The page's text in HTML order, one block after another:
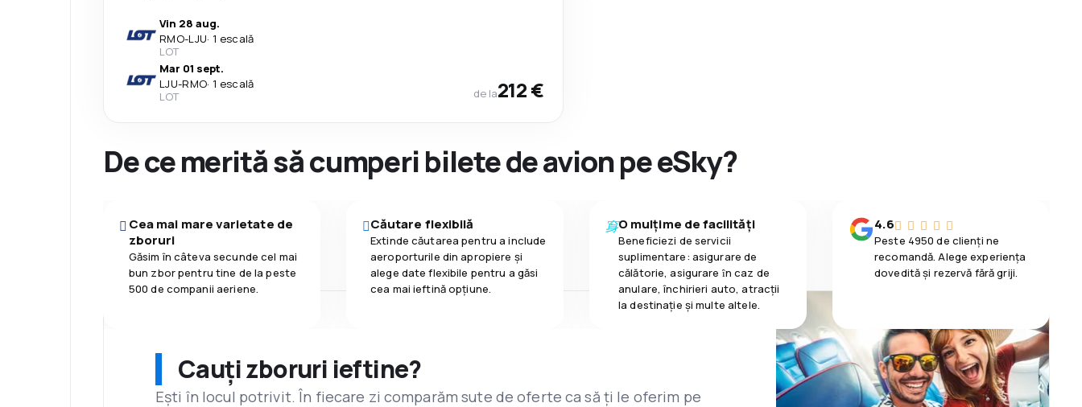
Vin 28 aug.
RMO-LJU· 1 escală
LOT
Mar 01 sept.
LJU-RMO· 1 escală
LOT
de la212 €
De ce merită să cumperi bilete de avion pe eSky?
Cea mai mare varietate de
zboruri
Găsim în câteva secunde cel mai
bun zbor pentru tine de la peste
500 de companii aeriene.
Căutare flexibilă
Extinde căutarea pentru a include
aeroporturile din apropiere și
alege date flexibile pentru a găsi
cea mai ieftină opțiune.
O mulțime de facilități
Beneficiezi de servicii
suplimentare: asigurare de
călătorie, asigurare ȋn caz de
anulare, închirieri auto, atracții
la destinaţie și multe altele.
4.6
Peste 4950 de clienți ne
recomandă. Alege experiența
dovedită și rezervă fără griji.
Cauți zboruri ieftine?
Ești în locul potrivit. În fiecare zi comparăm sute de oferte ca să ți le oferim pe